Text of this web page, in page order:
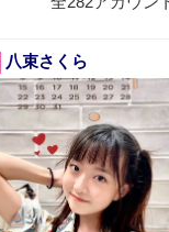
八束さくら